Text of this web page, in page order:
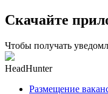
Скачайте
Чтобы получать
HeadHunter
Размещение